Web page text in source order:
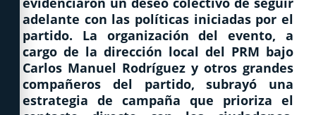
adelante con las políticas iniciadas por el
partido. La organización del evento, a
cargo de la dirección local del PRM bajo
Carlos Manuel Rodríguez y otros grandes
compañeros del partido, subrayó una
estrategia de campaña que prioriza el